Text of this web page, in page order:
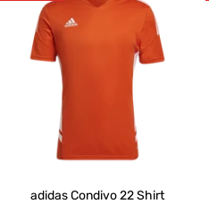
adidas Condivo 22 Shirt